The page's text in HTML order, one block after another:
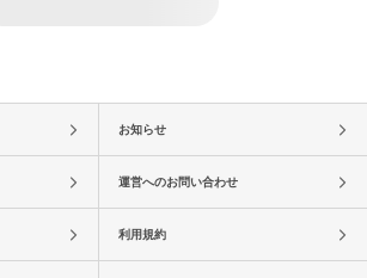
お知らせ
運営へのお問い合わせ
利用規約